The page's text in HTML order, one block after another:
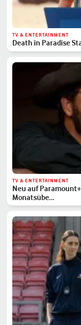
TV & ENTERTAINMENT
Death in Paradise
TV & ENTERTAINMENT
Neu auf
Monatsübe…